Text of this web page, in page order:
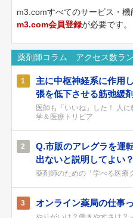
m3.comすべてのサービス・機
m3.com会員登録が必要です。
薬剤師コラム アクセス数ラ
1
主に中枢神経系に作用
張を低下させる筋弛緩
医師も「いいね」した！ 人
学＆医療トリビア
2
Q.市販のアレグラを運
出ないと説明してよい？
薬剤師のための「学べる医療
3 オンライン薬局の仕事